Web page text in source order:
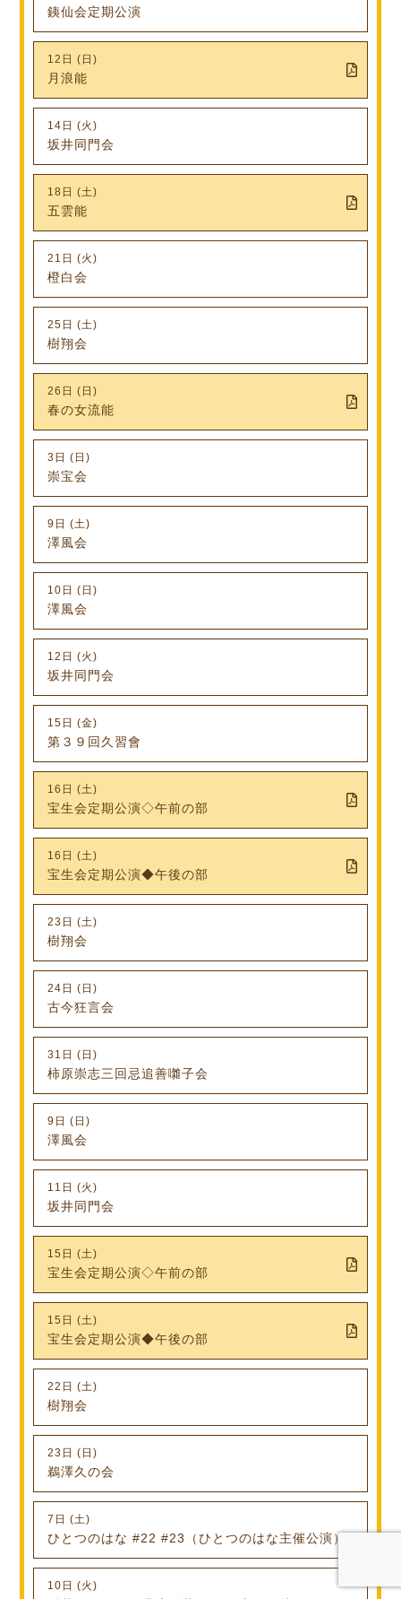
銕仙会定期公演
12日 (日)
月浪能
14日 (火)
坂井同門会
18日 (土)
五雲能
21日 (火)
橙白会
25日 (土)
樹翔会
26日 (日)
春の女流能
3日 (日)
崇宝会
9日 (土)
澤風会
10日 (日)
澤風会
12日 (火)
坂井同門会
15日 (金)
第３９回久習會
16日 (土)
宝生会定期公演◇午前の部
16日 (土)
宝生会定期公演◆午後の部
23日 (土)
樹翔会
24日 (日)
古今狂言会
31日 (日)
柿原崇志三回忌追善囃子会
9日 (日)
澤風会
11日 (火)
坂井同門会
15日 (土)
宝生会定期公演◇午前の部
15日 (土)
宝生会定期公演◆午後の部
22日 (土)
樹翔会
23日 (日)
鵜澤久の会
7日 (土)
ひとつのはな #22 #23（ひとつのはな主催公演）
10日 (火)